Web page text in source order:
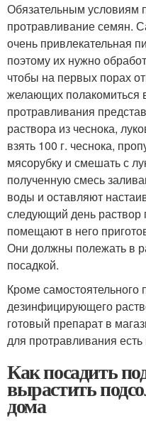
Обязательным условиям
протравливание семян.
очень привлекательная
поэтому их нужно
чтобы на первых порах
желающих полакомиться
протравливания
раствора из чеснока,
взять 100 г. чеснока,
мясорубку и смешать с
полученную смесь
воды и оставляют
следующий день
помещают в него
Они должны полежать в
посадкой.
Кроме самостоятельного
дезинфицирующего
готовый препарат в
для протравливания
Как посадить
вырастить
дома